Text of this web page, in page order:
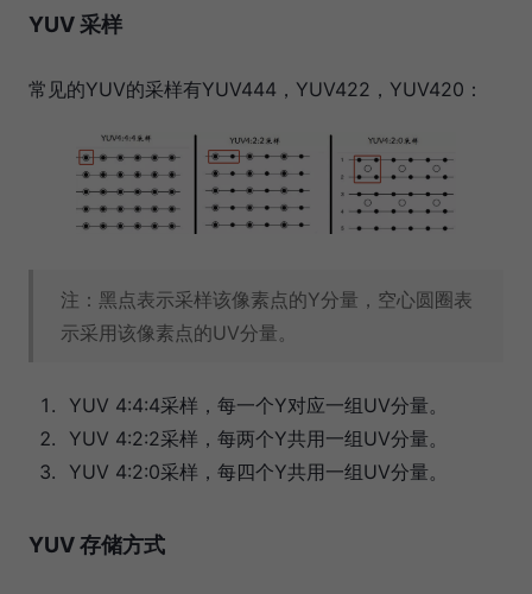
YUV 采样
常见的YUV的采样有YUV444，YUV422，YUV420：
注：黑点表示采样该像素点的Y分量，空心圆圈表
示采用该像素点的UV分量。
YUV 4:4:4采样，每一个Y对应一组UV分量。
YUV 4:2:2采样，每两个Y共用一组UV分量。
YUV 4:2:0采样，每四个Y共用一组UV分量。
YUV 存储方式